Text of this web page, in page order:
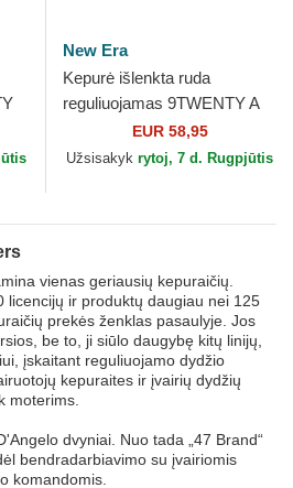
New Era
Kepurė išlenkta ruda
reguliuojamas 9TWENTY A
Frame Wool Pinstripe Detroit
Tigers MLB New Era
EUR 58,95
Užsisakyk rytoj, 7 d. Rugpjūtis
vienas geriausių kepuraičių.
licencijų ir produktų daugiau nei 125
prekės ženklas pasaulyje. Jos
be to, ji siūlo daugybę kitų linijų,
įskaitant reguliuojamo dydžio
kepuraites ir įvairių dydžių
moterims.
dvyniai. Nuo tada „47 Brand“
bendradarbiavimo su įvairiomis
komandomis.